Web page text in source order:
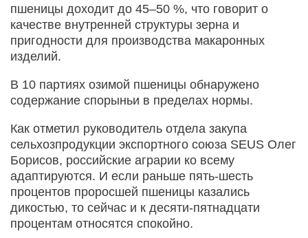
пшеницы доходит до 45–50 %, что говорит о
качестве внутренней структуры зерна и
пригодности для производства макаронных
изделий.
В 10 партиях озимой пшеницы обнаружено
содержание спорыньи в пределах нормы.
Как отметил руководитель отдела закупа
сельхозпродукции экспортного союза SEUS Олег
Борисов, российские аграрии ко всему
адаптируются. И если раньше пять-шесть
процентов проросшей пшеницы казались
дикостью, то сейчас и к десяти-пятнадцати
процентам относятся спокойно.